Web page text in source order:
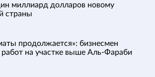
миллиард долларов новому
страны
продолжается»: бизнесмен
на участке выше Аль-Фараби